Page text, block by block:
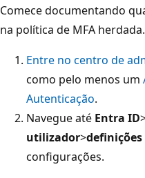
Comece documentando
na política de MFA herdada.
Entre no centro de
como pelo menos um
Autenticação.
Navegue até Entra ID
utilizador>definições
configurações.